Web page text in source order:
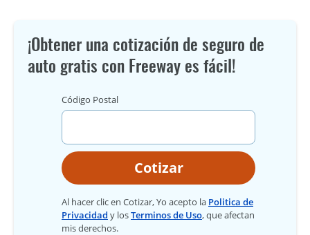
¡Obtener una cotización de seguro de
auto gratis con Freeway es fácil!
Código Postal
Cotizar
Al hacer clic en Cotizar, Yo acepto la Politica de
Privacidad y losTerminos de Uso, que afectan
mis derechos.